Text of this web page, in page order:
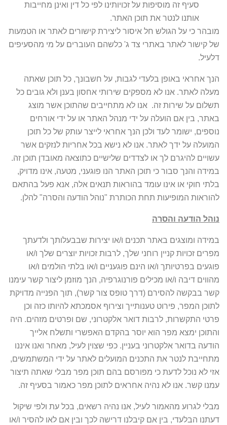
סעיף זה מוסיפות על זכויותינו לפי כל דין ואינן מחייבות
אותנו לנטר את תוכן האתר.
מובהר כי על הגולש חל איסור ליצירת קישורים לאתר או הטמעות
של קישור לאתר באתרי צד ג' כלשהם העוברים על מי מהסעיפים
דלעיל.
הנך אחראי באופן בלעדי לגבות, על חשבונך, כל תוכן שאתה
מעלה לאתר. אנו לא מספקים שירותי אחסון בענן ולא גובים כל
תשלום על שירות זה. אנו לא מתחייבים שהתוכן אשר מוצג
באתר, בין אם הועלה על ידי מנהל האתר או על ידי אורחים
נוספים, ישומר לעד ולכן הנך אחראי לייצר עותק של כל תוכן
המועלה על ידך לאתר. אנו לא נישא בכל אחריות לנזקים אשר
עשויים להיגרם לך או לצדדים שלישיים כתוצאה מאובדן תוכן זה.
במידה והנך סבור כי תוכן האתר הנו פוגעני, מטעה, אינו מדויק,
בלתי חוקי או אינו עומד בהוראות תנאים אלה, אנא פעל בהתאם
להוראות המופיעות תחת הכותרת "נוהל הודעה והסרה" להלן.
נוהל הודעה והסרה
במידה ומוצגים באתר תכנים ו/או יצירות שבבעלותך ולדעתך
מפרים זכויות קניין רוחני שלך, לרבות זכויות יוצרים שלך ו/או
פוגעים בפרטיותך ו/או הינם פוגעניים ו/או בלתי הולמים ו/או
מהווים דיבה ו/או מכילים פורנוגרפיה, הנך מוזמן ליצור קשר עימנו
קשר בבקשה להסירם (דרך טופס צור קשר), תוך הפנייה מדויקת
לתוכן המפר, פירוט טענותייך וצירוף אסמכתא להיותו כזה וכן
פרטי התקשרות, לרבות דואר אלקטרוני, שם ופרטים מזהים. היה
והתוכן ימצא מפר הוא יוסר בהקדם האפשרי ותשלח אלייך
הודעה בדואר אלקטרוני בעניין. כפי שצוין לעיל, מאחר ואנו איננו
מתחייבת לנטר את התכנים המועלים לאתר על ידי המשתמשים,
אזי לא נוכל לדעת כי מפורסם בהם תוכן מפר מבלי שאתה תיצור
עמנו קשר. אנו לא נהיה אחראים לתוכן מפר כאמור בסעיף זה.
מבלי לגרוע מהאמור לעיל, אנו נהיה רשאים, בכל עת ולפי שיקול
דעתנו הבלעדי, בין אם קיבלנו דרישה לכך ובין אם לאו להסיר ו/או